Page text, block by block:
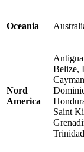
Oceania
Nord
America
Belize,
Saint